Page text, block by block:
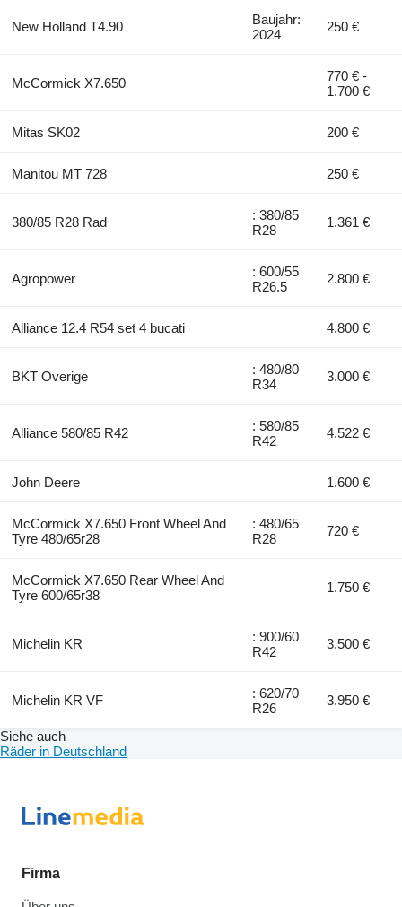
New Holland T4.90
Baujahr:
2024
250 €
McCormick X7.650
770 € -
1.700 €
Mitas SK02 200 €
Manitou MT 728 250 €
380/85 R28 Rad
: 380/85
R28
1.361 €
Agropower
: 600/55
R26.5
2.800 €
Alliance 12.4 R54 set 4 bucati 4.800 €
BKT Overige
: 480/80
R34
3.000 €
Alliance 580/85 R42
: 580/85
R42
4.522 €
John Deere 1.600 €
McCormick X7.650 Front Wheel And
Tyre 480/65r28
: 480/65
R28
720 €
McCormick X7.650 Rear Wheel And
Tyre 600/65r38
1.750 €
Michelin KR
: 900/60
R42
3.500 €
Michelin KR VF
: 620/70
R26
3.950 €
Siehe auch
Räder in Deutschland
Firma